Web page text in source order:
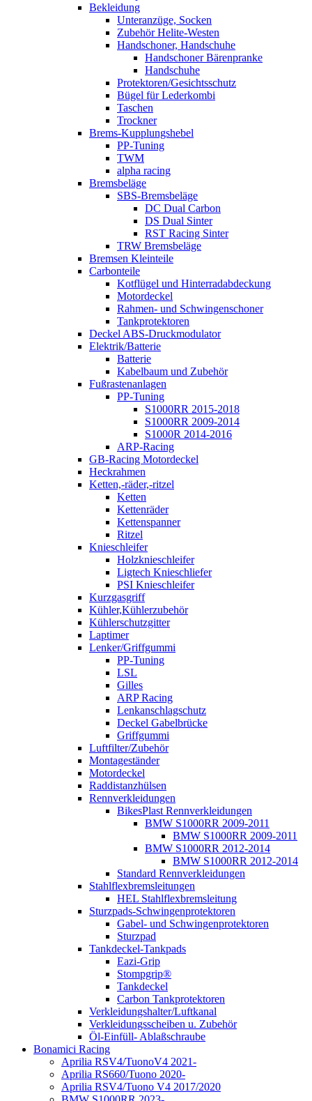
Bekleidung
Unteranzüge, Socken
Zubehör Helite-Westen
Handschoner, Handschuhe
Handschoner Bärenpranke
Handschuhe
Protektoren/Gesichtsschutz
Bügel für Lederkombi
Taschen
Trockner
Brems-Kupplungshebel
PP-Tuning
TWM
alpha racing
Bremsbeläge
SBS-Bremsbeläge
DC Dual Carbon
DS Dual Sinter
RST Racing Sinter
TRW Bremsbeläge
Bremsen Kleinteile
Carbonteile
Kotflügel und Hinterradabdeckung
Motordeckel
Rahmen- und Schwingenschoner
Tankprotektoren
Deckel ABS-Druckmodulator
Elektrik/Batterie
Batterie
Kabelbaum und Zubehör
Fußrastenanlagen
PP-Tuning
S1000RR 2015-2018
S1000RR 2009-2014
S1000R 2014-2016
ARP-Racing
GB-Racing Motordeckel
Heckrahmen
Ketten,-räder,-ritzel
Ketten
Kettenräder
Kettenspanner
Ritzel
Knieschleifer
Holzknieschleifer
Ligtech Knieschliefer
PSI Knieschleifer
Kurzgasgriff
Kühler,Kühlerzubehör
Kühlerschutzgitter
Laptimer
Lenker/Griffgummi
PP-Tuning
LSL
Gilles
ARP Racing
Lenkanschlagschutz
Deckel Gabelbrücke
Griffgummi
Luftfilter/Zubehör
Montageständer
Motordeckel
Raddistanzhülsen
Rennverkleidungen
BikesPlast Rennverkleidungen
BMW S1000RR 2009-2011
BMW S1000RR 2009-2011
BMW S1000RR 2012-2014
BMW S1000RR 2012-2014
Standard Rennverkleidungen
Stahlflexbremsleitungen
HEL Stahlflexbremsleitung
Sturzpads-Schwingenprotektoren
Gabel- und Schwingenprotektoren
Sturzpad
Tankdeckel-Tankpads
Eazi-Grip
Stompgrip®
Tankdeckel
Carbon Tankprotektoren
Verkleidungshalter/Luftkanal
Verkleidungsscheiben u. Zubehör
Öl-Einfüll- Ablaßschraube
Bonamici Racing
Aprilia RSV4/TuonoV4 2021-
Aprilia RS660/Tuono 2020-
Aprilia RSV4/Tuono V4 2017/2020